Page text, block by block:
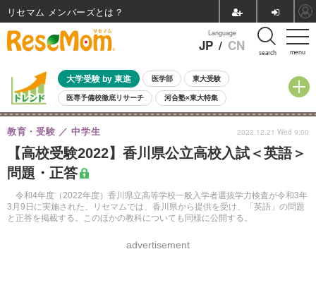
menu
Language
JP / CN search
大学受験 by 東進 医学部 東大受験
医専予備校徹底リサーチ 河合塾×東大特集
親子で考える大学選び 高校受験 中学受験 小学校受験
共通テスト 夏休み
8月開催イベント・WS 全国公立高校 過去問 人気記事
自由研究教材（小学生向け）
【高校受験2022】香川県公立高校入試＜英語＞
問題・正答
令和4年度（2022年度）香川県立高等学校一般入学者選抜学力検査が令和3年
3月9日に実施された。リセマムでは、香川県から提供を受け、「英語」の問題
と正答を掲載する。このほかの教科についても同様に公開する。
教育・受験 中学生
advertisement
2022.12.21 Wed 9:00
リセマム メンバーズ